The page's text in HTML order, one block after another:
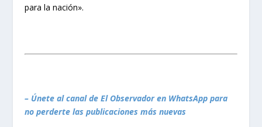
para la nación».
– Únete al canal de El Observador en WhatsApp para
no perderte las publicaciones más nuevas